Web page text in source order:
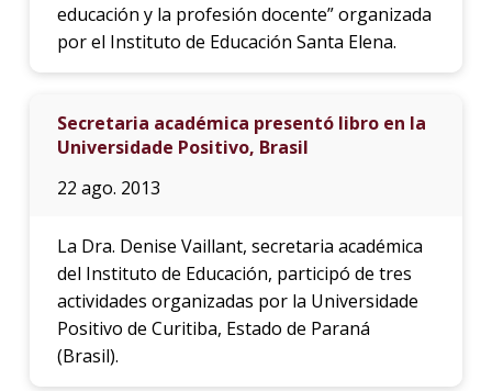
educación y la profesión docente” organizada
por el Instituto de Educación Santa Elena.
Secretaria académica presentó libro en la
Universidade Positivo, Brasil
22 ago. 2013
La Dra. Denise Vaillant, secretaria académica
del Instituto de Educación, participó de tres
actividades organizadas por la Universidade
Positivo de Curitiba, Estado de Paraná
(Brasil).